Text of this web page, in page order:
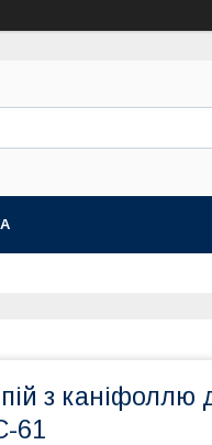
з каніфоллю
61